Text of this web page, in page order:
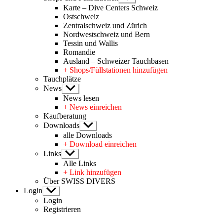
anzeigen
Karte – Dive Centers Schweiz
Ostschweiz
Zentralschweiz und Zürich
Nordwestschweiz und Bern
Tessin und Wallis
Romandie
Ausland – Schweizer Tauchbasen
+ Shops/Füllstationen hinzufügen
Tauchplätze
News Untermenü
anzeigen
News lesen
+ News einreichen
Kaufberatung
Downloads Untermenü
anzeigen
alle Downloads
+ Download einreichen
Links Untermenü
anzeigen
Alle Links
+ Link hinzufügen
Über SWISS DIVERS
Login Untermenü
anzeigen
Login
Registrieren